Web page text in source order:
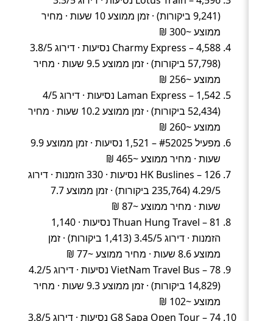
(9,241 ביקורות) · זמן ממוצע 10 שעות · מחיר
ממוצע ~300 ₪
Charmy Express – 4,588 נסיעות · דירוג 3.8/5
(57,798 ביקורות) · זמן ממוצע 9.5 שעות · מחיר
ממוצע ~256 ₪
Laman Express – 1,542 נסיעות · דירוג 4/5
(52,434 ביקורות) · זמן ממוצע 10.2 שעות · מחיר
ממוצע ~260 ₪
מפעיל #52025 – 1,521 נסיעות · זמן ממוצע 9.9
שעות · מחיר ממוצע ~465 ₪
HK Buslines – 126 נסיעות · 330 הזמנות · דירוג
4.29/5 (235,764 ביקורות) · זמן ממוצע 7.7
שעות · מחיר ממוצע ~87 ₪
Thuan Hung Travel – 81 נסיעות · 1,140
הזמנות · דירוג 3.45/5 (1,413 ביקורות) · זמן
ממוצע 8.6 שעות · מחיר ממוצע ~77 ₪
VietNam Travel Bus – 78 נסיעות · דירוג 4.2/5
(14,829 ביקורות) · זמן ממוצע 9.3 שעות · מחיר
ממוצע ~102 ₪
G8 Sapa Open Tour – 74 נסיעות · דירוג 3.8/5